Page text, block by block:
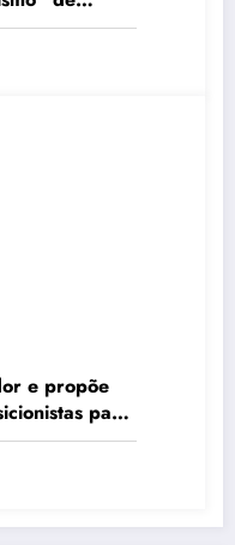
e propõe
para